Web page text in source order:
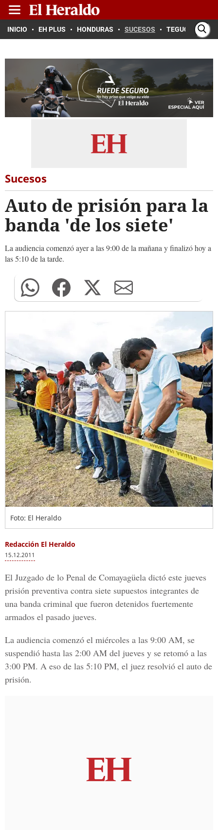
INICIO EH PLUS HONDURAS SUCESOS TEGUCIGALPA
Sucesos
Auto de prisión para la
banda 'de los siete'
La audiencia comenzó ayer a las 9:00 de la mañana y finalizó hoy a
las 5:10 de la tarde.
Foto: El Heraldo
Redacción El Heraldo
15.12.2011
El Juzgado de lo Penal de Comayagüela dictó este jueves
prisión preventiva contra siete supuestos integrantes de
una banda criminal que fueron detenidos fuertemente
armados el pasado jueves.
La audiencia comenzó el miércoles a las 9:00 AM, se
suspendió hasta las 2:00 AM del jueves y se retomó a las
3:00 PM. A eso de las 5:10 PM, el juez resolvió el auto de
prisión.